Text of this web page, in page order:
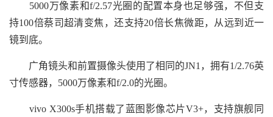
5000万像素和f/2.57光圈的配置本身也足够强，不但支
持100倍蔡司超清变焦，还支持20倍长焦微距，从远到近一
镜到底。
广角镜头和前置摄像头使用了相同的JN1，拥有1/2.76英
寸传感器，5000万像素和f/2.0的光圈。
vivo X300s手机搭载了蓝图影像芯片V3+，支持旗舰同